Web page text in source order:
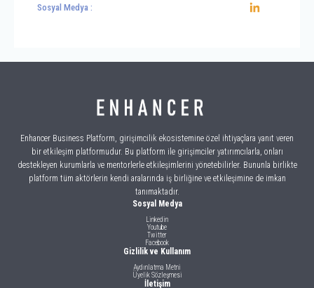
Sosyal Medya :
Enhancer Business Platform, girişimcilik ekosistemine özel ihtiyaçlara yanıt veren
bir etkileşim platformudur. Bu platform ile girişimciler yatırımcılarla, onları
destekleyen kurumlarla ve mentorlerle etkileşimlerini yönetebilirler. Bununla birlikte
platform tüm aktörlerin kendi aralarında iş birliğine ve etkileşimine de imkan
tanımaktadır.
Sosyal Medya
Linkedin
Youtube
Twitter
Facebook
Gizlilik ve Kullanım
Aydınlatma Metni
Üyelik Sözleşmesi
İletişim